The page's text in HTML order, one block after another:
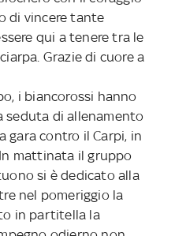
di vincere tante
qui a tenere tra le
Grazie di cuore a
i biancorossi hanno
di allenamento
gara contro il Carpi, in
mattinata il gruppo
si è dedicato alla
nel pomeriggio la
in partitella la